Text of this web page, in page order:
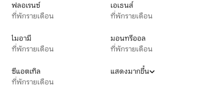
ฟลอเรนซ์
ที่พักรายเดือน
เอเธนส์
ที่พักรายเดือน
ไมอามี
ที่พักรายเดือน
มอนทรีออล
ที่พักรายเดือน
ซีแอตเทิล
ที่พักรายเดือน
แสดงมากขึ้น